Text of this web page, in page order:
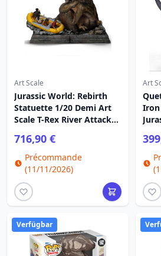
Art Scale
Jurassic World: Rebirth
Statuette 1/20 Demi Art
Scale T-Rex River Attack
716,90 €
Précommande
(11/11/2026)
Art
Iron
Verfügbar